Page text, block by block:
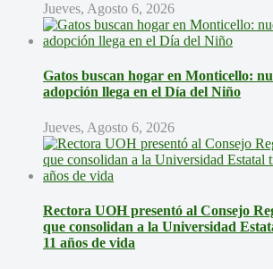
Jueves, Agosto 6, 2026
Gatos buscan hogar en Monticello:
adopción llega en el Día del Niño
Jueves, Agosto 6, 2026
Rectora UOH presentó al Consejo
que consolidan a la Universidad
11 años de vida